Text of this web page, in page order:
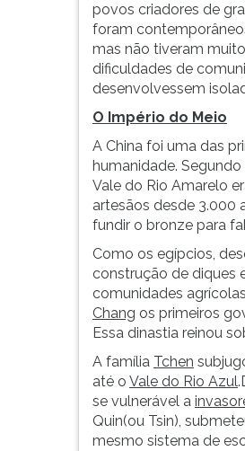
povos criadores de
foram
mas não tiveram
dificuldades de
desenvolvessem
O Império do Meio
A China foi uma das
humanidade.
Vale do Rio Amarelo
artesãos desde 3.000
fundir o bronze para
Como os egípcios,
construção de diques
comunidades
Chang os primeiros
Essa dinastia reinou
A família Tchen
até o Vale do Rio Azul
se vulnerável a
Quin(ou Tsin),
mesmo sistema de